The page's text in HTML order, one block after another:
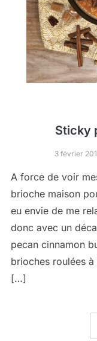
Sticky
3 février
A force de voir
brioche maison
eu envie de me
donc avec un
pecan cinnamon
brioches roulées
[…]